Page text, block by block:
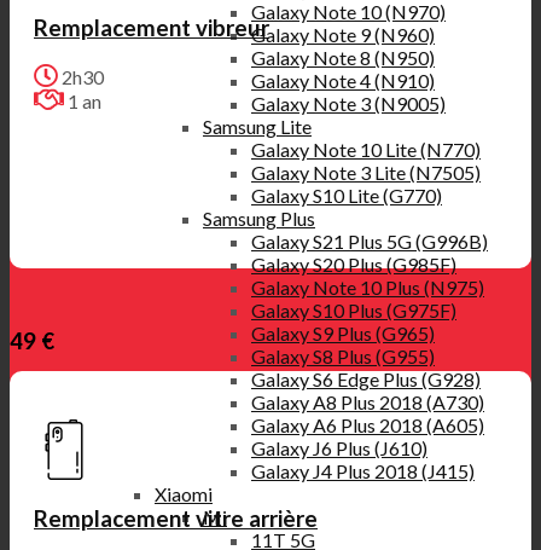
Galaxy Note 10 (N970)
Galaxy Note 9 (N960)
Galaxy Note 8 (N950)
Galaxy Note 4 (N910)
Galaxy Note 3 (N9005)
Samsung Lite
Galaxy Note 10 Lite (N770)
Galaxy Note 3 Lite (N7505)
Galaxy S10 Lite (G770)
Samsung Plus
Galaxy S21 Plus 5G (G996B)
Galaxy S20 Plus (G985F)
Galaxy Note 10 Plus (N975)
Galaxy S10 Plus (G975F)
Galaxy S9 Plus (G965)
Galaxy S8 Plus (G955)
Galaxy S6 Edge Plus (G928)
Galaxy A8 Plus 2018 (A730)
Galaxy A6 Plus 2018 (A605)
Galaxy J6 Plus (J610)
Galaxy J4 Plus 2018 (J415)
Xiaomi
Mi
11T 5G
Remplacement vibreur
2h30
1 an
49 €
Remplacement vitre arrière